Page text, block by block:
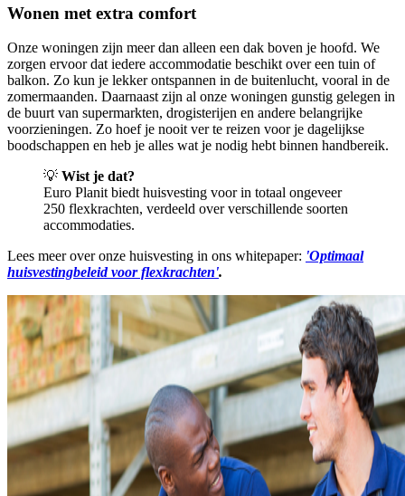
Wonen met extra comfort
Onze woningen zijn meer dan alleen een dak boven je hoofd. We
zorgen ervoor dat iedere accommodatie beschikt over een tuin of
balkon. Zo kun je lekker ontspannen in de buitenlucht, vooral in de
zomermaanden. Daarnaast zijn al onze woningen gunstig gelegen in
de buurt van supermarkten, drogisterijen en andere belangrijke
voorzieningen. Zo hoef je nooit ver te reizen voor je dagelijkse
boodschappen en heb je alles wat je nodig hebt binnen handbereik.
💡 Wist je dat?
Euro Planit biedt huisvesting voor in totaal ongeveer
250 flexkrachten, verdeeld over verschillende soorten
accommodaties.
Lees meer over onze huisvesting in ons whitepaper: 'Optimaal
huisvestingbeleid voor flexkrachten'.